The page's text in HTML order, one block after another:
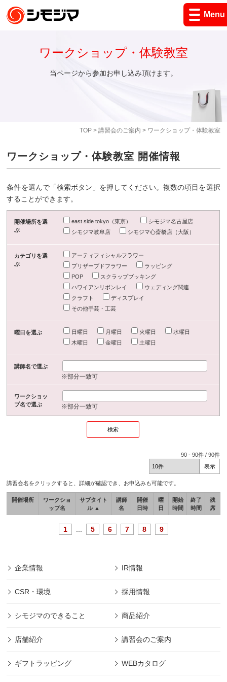
Menu
TOP> 講習会のご案内 > ワークショップ・体験教室
ワークショップ・体験教室
当ページから参加お申し込み頂けます。
ワークショップ・体験教室 開催情報
条件を選んで「検索ボタン」を押してください。複数の項目を選択
することができます。
開催場所を選
ぶ
east side tokyo（東京）
シモジマ名古屋店
シモジマ岐阜店
シモジマ心斎橋店（大阪）
カテゴリを選
ぶ
アーティフィシャルフラワー
プリザーブドフラワー
ラッピング
POP
スクラップブッキング
ハワイアンリボンレイ
ウェディング関連
クラフト
ディスプレイ
その他手芸・工芸
曜日を選ぶ 日曜日 月曜日 火曜日
水曜日
木曜日
金曜日 土曜日
講師名で選ぶ
※部分一致可
ワークショッ
プ名で選ぶ
※部分一致可
90 -90件 /90件
講習会名をクリックすると、詳細が確認でき、お申込みも可能です。
開催場所
ワークショ
ップ名
サブタイト
ル ▲
講師
名
開催
日時
曜
日
開始
時間
終了
時間
残
席
1 5 6 7 8 9
企業情報 IR情報
CSR・環境 採用情報
シモジマのできること 商品紹介
店舗紹介 講習会のご案内
ギフトラッピング WEBカタログ